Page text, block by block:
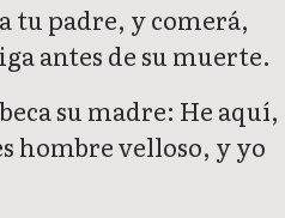
tu padre, y comerá,
antes de su muerte.
su madre: He aquí,
hombre velloso, y yo